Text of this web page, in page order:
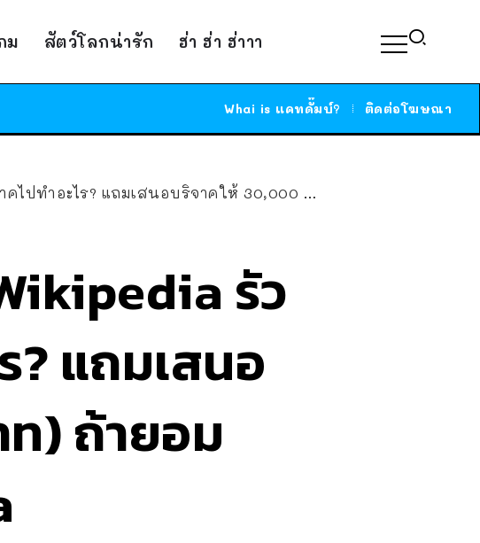
ม สัตว์โลกน่ารัก ฮ่า ฮ่า ฮ่าาา
Whai is แคทดั๊มบ์? ติดต่อโฆษณา
าคให้ 30,000 ล้าน (บาท) ถ้ายอมเปลี่ยนชื่อเป็น D*ckipedia
รัว
? แถมเสนอ
) ถ้ายอม